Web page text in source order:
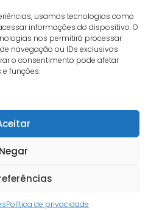
usamos tecnologias como
informações do dispositivo. O
nos permitirá processar
navegação ou IDs exclusivos
o consentimento pode afetar
funções.
Negar
Política de privacidade
reservados. Site desenvolvido